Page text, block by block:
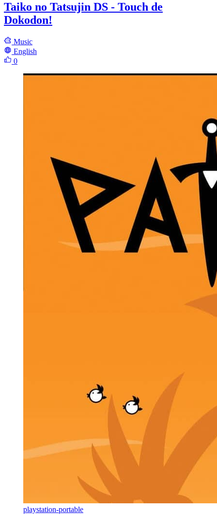
Taiko no Tatsujin DS - Touch de
Dokodon!
Music
English
0
playstation-portable